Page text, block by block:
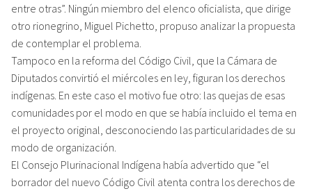
entre otras”. Ningún miembro del elenco oficialista, que dirige
otro rionegrino, Miguel Pichetto, propuso analizar la propuesta
de contemplar el problema.
Tampoco en la reforma del Código Civil, que la Cámara de
Diputados convirtió el miércoles en ley, figuran los derechos
indígenas. En este caso el motivo fue otro: las quejas de esas
comunidades por el modo en que se había incluido el tema en
el proyecto original, desconociendo las particularidades de su
modo de organización.
El Consejo Plurinacional Indígena había advertido que “el
borrador del nuevo Código Civil atenta contra los derechos de